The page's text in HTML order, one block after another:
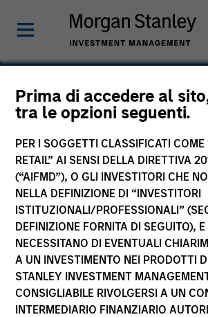
Prima di accedere al
tra le opzioni seguenti.
PER I SOGGETTI CLASSIFICATI COME
RETAIL” AI SENSI DELLA DIRETTIVA
(“AIFMD”), O GLI INVESTITORI CHE
NELLA DEFINIZIONE DI “INVESTITORI
ISTITUZIONALI/PROFESSIONALI”
DEFINIZIONE FORNITA DI SEGUITO), E
NECESSITANO DI EVENTUALI
A UN INVESTIMENTO NEI PRODOTTI
STANLEY INVESTMENT
CONSIGLIABILE RIVOLGERSI A UN
INTERMEDIARIO FINANZIARIO
Hope Brown
Executive Director, Chief